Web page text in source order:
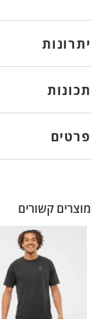
יתרונות
תכונות
פרטים
מוצרים קשורים